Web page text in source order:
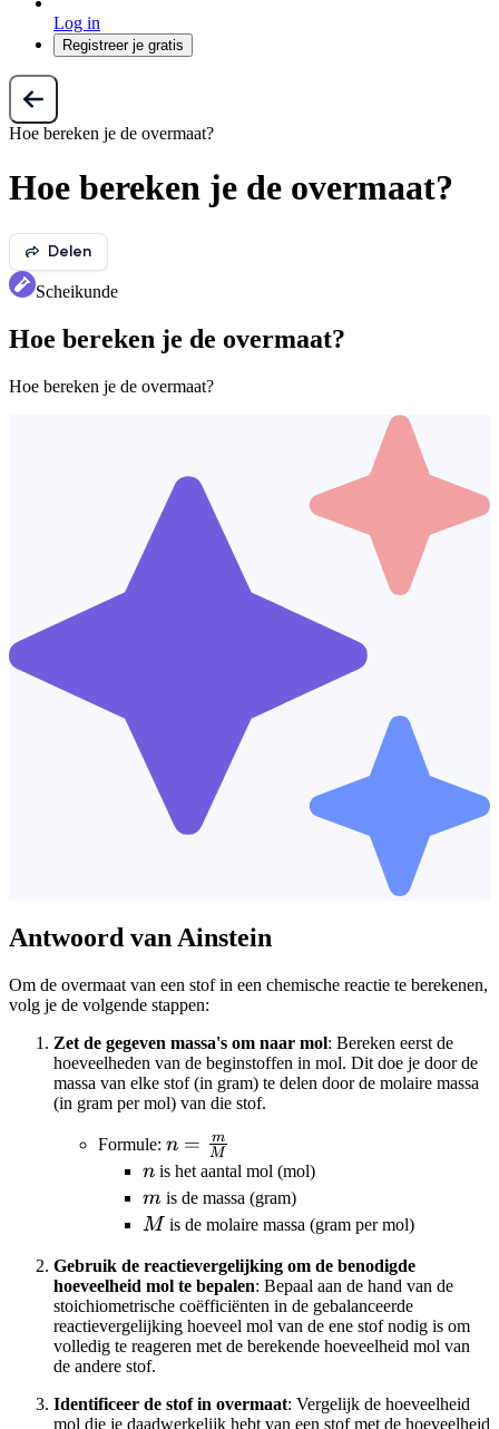
Log in
Registreer je gratis
Hoe bereken je de overmaat?
Hoe bereken je de overmaat?
Delen
Scheikunde
Hoe bereken je de overmaat?
Hoe bereken je de overmaat?
Antwoord van Ainstein
Om de overmaat van een stof in een chemische reactie te berekenen,
volg je de volgende stappen:
Zet de gegeven massa's om naar mol: Bereken eerst de
hoeveelheden van de beginstoffen in mol. Dit doe je door de
massa van elke stof (in gram) te delen door de molaire massa
(in gram per mol) van die stof.
Formule: n =
\frac{m}
{M}
n = M
m
n
n is het aantal mol (mol)
m
m is de massa (gram)
M
M is de molaire massa (gram per mol)
Gebruik de reactievergelijking om de benodigde
hoeveelheid mol te bepalen: Bepaal aan de hand van de
stoichiometrische coëfficiënten in de gebalanceerde
reactievergelijking hoeveel mol van de ene stof nodig is om
volledig te reageren met de berekende hoeveelheid mol van
de andere stof.
Identificeer de stof in overmaat: Vergelijk de hoeveelheid
mol die je daadwerkelijk hebt van een stof met de hoeveelheid